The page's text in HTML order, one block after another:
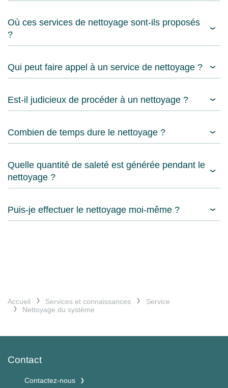
Où ces services de nettoyage sont-ils proposés
?
Qui peut faire appel à un service de nettoyage ?
Est-il judicieux de procéder à un nettoyage ?
Combien de temps dure le nettoyage ?
Quelle quantité de saleté est générée pendant le
nettoyage ?
Puis-je effectuer le nettoyage moi-même ?
Accueil Services et connaissances
Service
Nettoyage du système
Contact
Contactez-nous